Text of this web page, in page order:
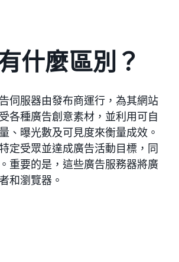
什麼區別？
伺服器由發布商運行，為其網站
各種廣告創意素材，並利用可自
、曝光數及可見度來衡量成效。
定受眾並達成廣告活動目標，同
重要的是，這些廣告服務器將廣
和瀏覽器。